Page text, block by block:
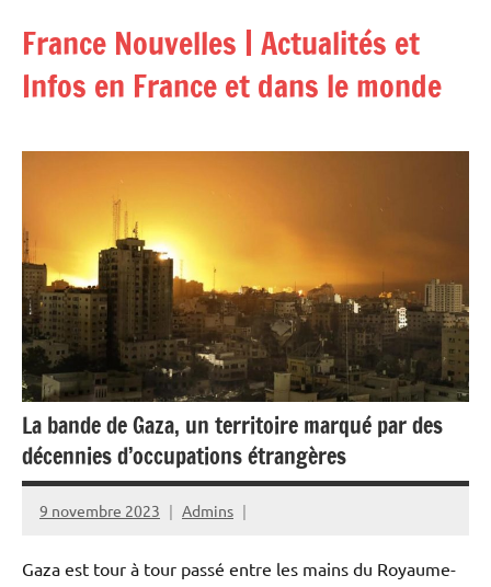
contenu
France Nouvelles | Actualités et
Infos en France et dans le monde
La bande de Gaza, un territoire marqué par des
décennies d’occupations étrangères
9 novembre 2023 Admins
Gaza est tour à tour passé entre les mains du Royaume-